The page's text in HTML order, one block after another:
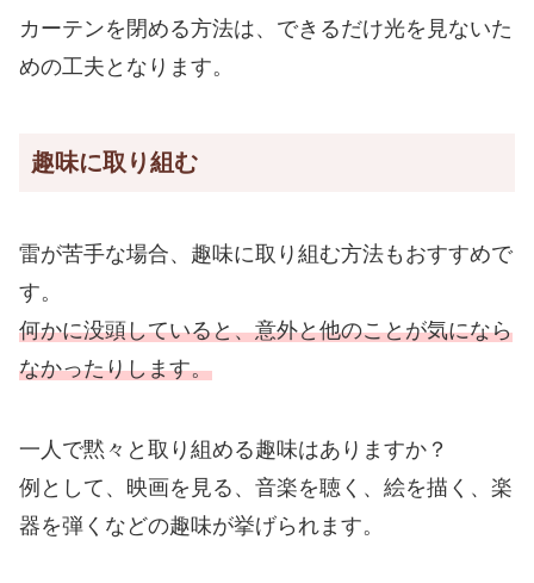
カーテンを閉める方法は、できるだけ光を見ないた
めの工夫となります。
趣味に取り組む
雷が苦手な場合、趣味に取り組む方法もおすすめで
す。
何かに没頭していると、意外と他のことが気になら
なかったりします。
一人で黙々と取り組める趣味はありますか？
例として、映画を見る、音楽を聴く、絵を描く、楽
器を弾くなどの趣味が挙げられます。